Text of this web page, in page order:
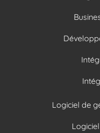
Logiciel de